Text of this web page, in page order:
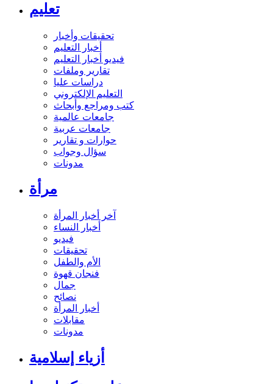
تعليم
تحقيقات وأخبار
أخبار التعليم
فيديو أخبار التعليم
تقارير وملفات
دراسات عليا
التعليم الإلكتروني
كتب ومراجع وأبحاث
جامعات عالمية
جامعات عربية
حوارات و تقارير
سؤال وجواب
مدونات
مرأة
آخر أخبار المرأة
أخبار النساء
فيديو
تحقيقات
الأم والطفل
فنجان قهوة
جمال
نصائح
أخبار المرأة
مقابلات
مدونات
أزياء إسلامية